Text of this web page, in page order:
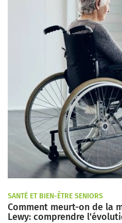
SANTÉ ET BIEN-ÊTRE SENIORS
Comment meurt-on de la
Lewy: comprendre